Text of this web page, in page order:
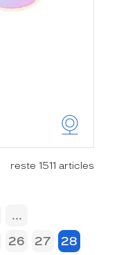
reste 1511 articles
...
26 27
28